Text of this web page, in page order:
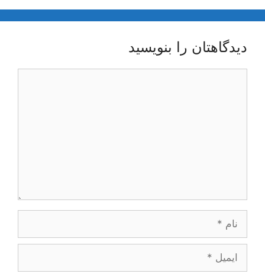
دیدگاهتان را بنویسید